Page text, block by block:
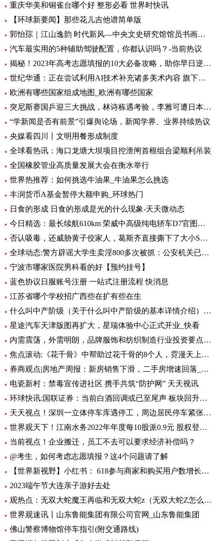
重庆华美和铜雀台哪个好 整形必看 世界时快讯
【环球新要闻】那些花儿吉他谱简单版
郭怡孮｜江山逸韵 时代新风—中央文史研究馆馆员书画作品展
汽车最实用的5种辅助驾驶配置，你都认识吗？-当前热议
揭秘！2023年高考志愿填报的10大必备攻略，助你早日逆袭上岸！
世纪华通：正在尝试利用AI技术补充诸多美术内容 旗下盛趣游戏不少产品都已开始小规模使用-热门看点
欧洲有哪些国家组成地图_欧洲有哪些国家
突尼斯赛国乒迎三大挑战，林诗栋遇考验，李雅可遭日本选手围堵
“学新闻是否有前景”引爆舆论场，新闻学界、业界持续热议
央媒看四川丨文明用餐形成制度
全球看热讯：海口龙塘大坝项目控泄闸首根组合梁顺利吊装
全国橡胶管业高质量发展大会在衡水举行
世界热推荐：如何挑选牛油果_牛油果怎么挑选
丰润货币A基金暂停大额申购_环球热门
日食的形成 日食的形成是光的什么现象-天天微动态
今日精选：最长续航610km 荣威中高级纯电轿车D7官图发布
否认吸毒，还威胁黄子佼家人，葛斯齐直接撕下了大小S的虚假面具_世界新动态
全球动态:警方辟谣大学生卖淫800多次被抓：公安机关已立案调查
宁波市哪家医院男科看的好【预约挂号】
蓝色协议日服账号注册 一站式注册流程 快消息
江苏省哪个学校招广西些在扩有些在生
什么叫中产阶级（关于什么叫中产阶级的基本详情介绍） 天天观天下
星途汽车天津版图再扩大，星瑞体验中心正式开业_快看
内需震荡，外需明朗，品牌服饰和纺织制造行业投资要点汇总
焦点滚动:《花千骨》中帮助过花千骨的8个人，霓漫天上榜，第1为千骨而死
券商观点|房地产周报：新房销售下滑，二手房增速回落_当前播报
电瓷新村：禁毒宣传进社区 携手共筑“防护网” 天天视讯
环球快讯:国联证券：当前白酒回调或已至尾声 板块回升在即
天天视点！深圳一立体停车库遇停工，周边居民停车紧张，街道办回应
世界观天下！江南水务2022年年度每10股派0.9元 股权登记日为6月27日
当前视点！企业搬迁，员工不去可以要求经济补偿吗？
@考生，如何考虑志愿填报？这4个问题请了解
【世界新视野】小红书： 618参与商家和购买用户数增长超4倍
2023端午节大连亲子游好去处
观热点：无双大蛇魔王再临和无双大蛇z（无双大蛇Z怎么开启蛇魔再临）
世界观速讯丨山东鲁能集团有限公司官网_山东鲁能集团
佛山警察博物馆停车指引(附交通路线)